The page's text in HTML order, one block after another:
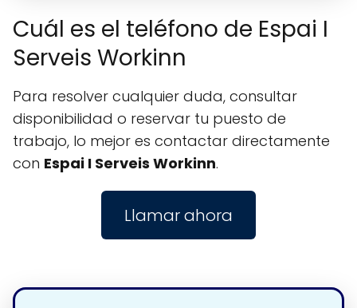
Cuál es el teléfono de Espai I
Serveis Workinn
Para resolver cualquier duda, consultar
disponibilidad o reservar tu puesto de
trabajo, lo mejor es contactar directamente
con Espai I Serveis Workinn.
Llamar ahora